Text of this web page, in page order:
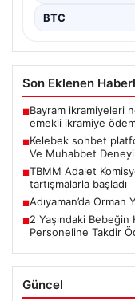
BTC
Son Eklenen
■Bayram ikramiyeleri
emekli ikramiye
■Kelebek sohbet
Ve Muhabbet
■TBMM Adalet
tartışmalarla başladı
■Adıyaman’da Orman
■2 Yaşındaki Bebeğin
Personeline Takdir
Güncel